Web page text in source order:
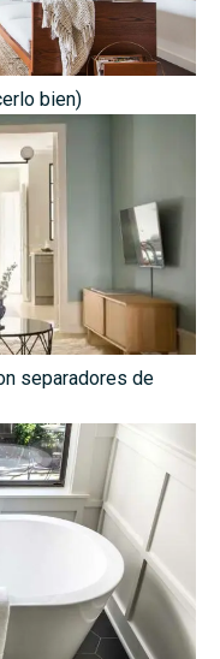
bien)
separadores de